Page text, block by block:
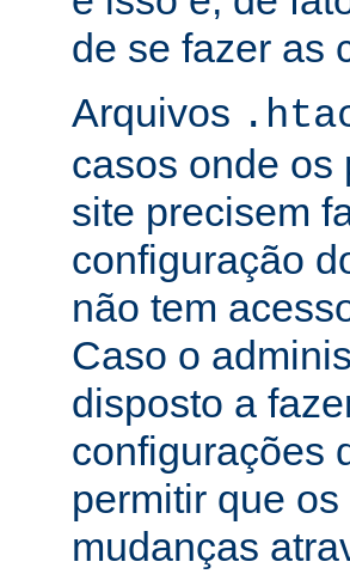
de se fazer as
Arquivos
casos onde os
site precisem
configuração
não tem
Caso o
disposto a
configurações
permitir que
mudanças